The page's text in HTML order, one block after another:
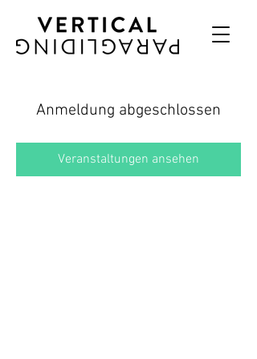
Anmeldung abgeschlossen
Veranstaltungen ansehen